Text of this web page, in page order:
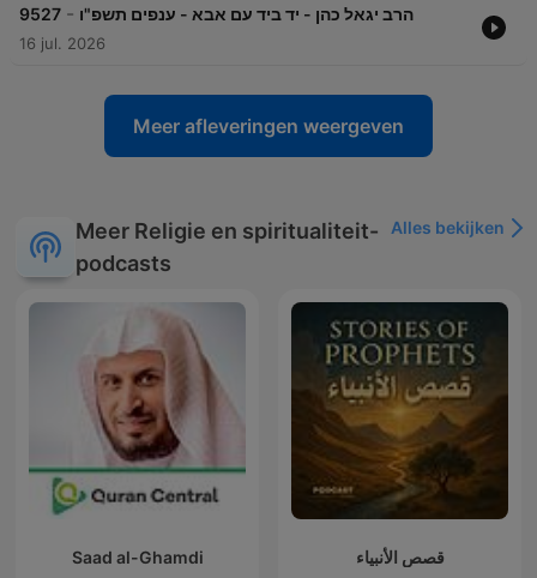
9527 - הרב יגאל כהן - יד ביד עם אבא - ענפים תשפ"ו
16 jul. 2026
Meer afleveringen weergeven
Meer Religie en spiritualiteit-
podcasts
Alles bekijken
Saad al-Ghamdi قصص الأنبياء